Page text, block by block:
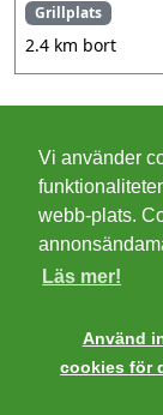
Grillplats
2.4 km bort
Cookies
Villkor
Vi använder
webb-plats.
Läs mer!
Använd
cookies för